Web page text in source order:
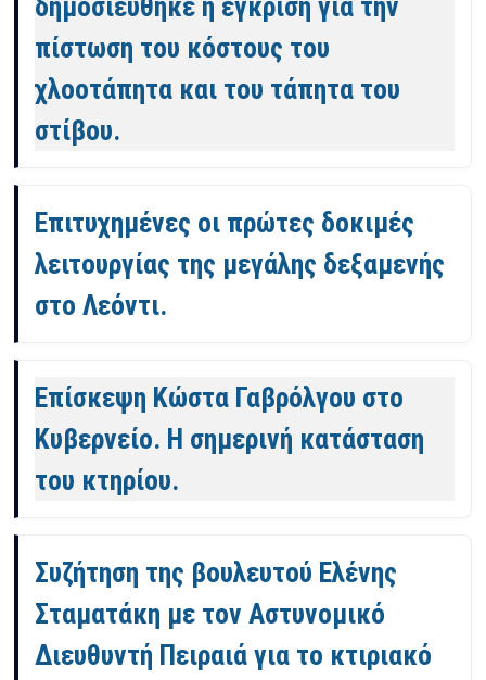
πίστωση του κόστους του
χλοοτάπητα και του τάπητα του
στίβου.
Επιτυχημένες οι πρώτες δοκιμές
λειτουργίας της μεγάλης δεξαμενής
στο Λεόντι.
Επίσκεψη Κώστα Γαβρόλγου στο
Κυβερνείο. Η σημερινή κατάσταση
του κτηρίου.
Συζήτηση της βουλευτού Ελένης
Σταματάκη με τον Αστυνομικό
Διευθυντή Πειραιά για το κτιριακό